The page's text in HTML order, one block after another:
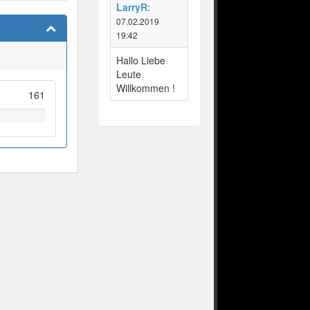
161
LarryR:
07.02.2019
19:42
Hallo Liebe
Leute
Willkommen !